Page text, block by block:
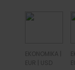
EKONOMIKA
EUR
USD